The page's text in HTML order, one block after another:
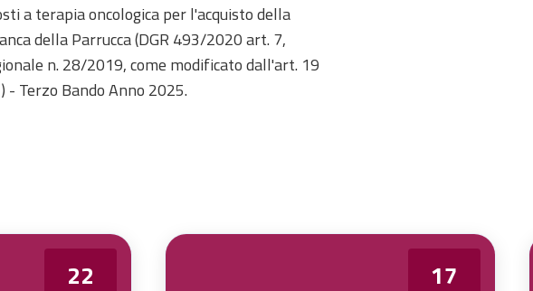
a terapia oncologica per l'acquisto della
della Parrucca (DGR 493/2020 art. 7,
n. 28/2019, come modificato dall'art. 19
- Terzo Bando Anno 2025.
22 17